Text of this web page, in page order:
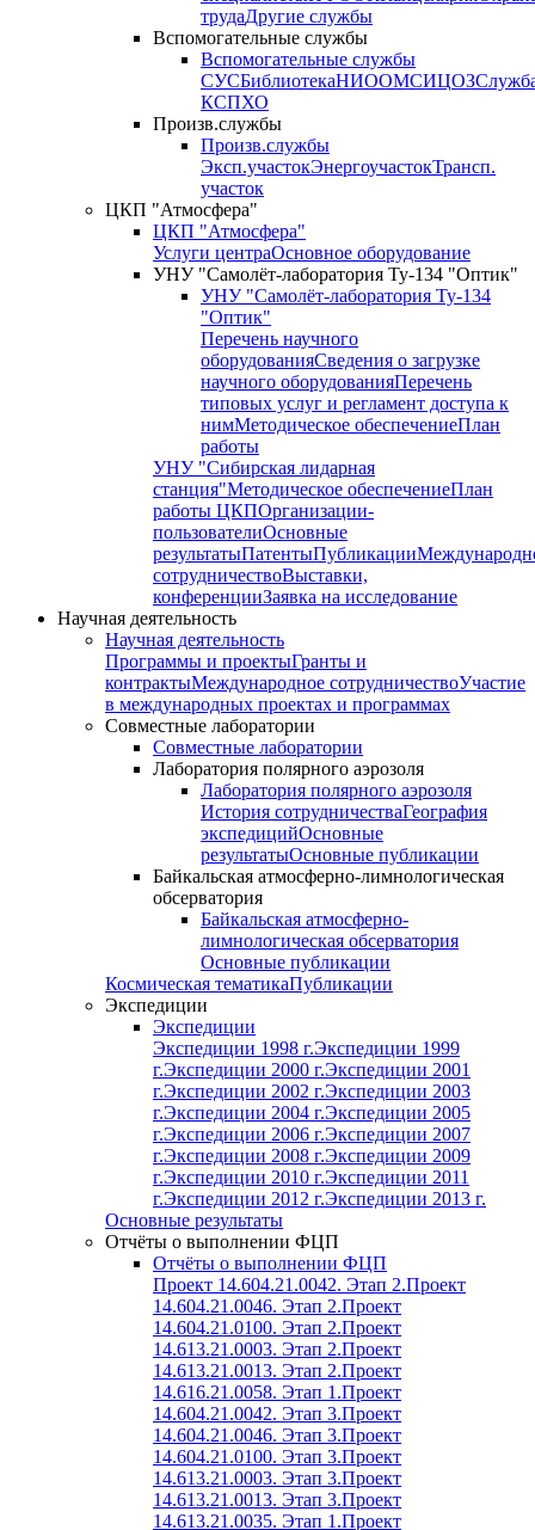
трудаДругие службы
Вспомогательные службы
Вспомогательные службы
СУСБиблиотекаНИООМСИЦОЗ
КСПХО
Произв.службы
Произв.службы
Эксп.участокЭнергоучастокТрансп.
участок
ЦКП "Атмосфера"
ЦКП "Атмосфера"
Услуги центраОсновное оборудование
УНУ "Самолёт-лаборатория Ту-134 "Оптик"
УНУ "Самолёт-лаборатория Ту-134
"Оптик"
Перечень научного
оборудованияСведения о загрузке
научного оборудованияПеречень
типовых услуг и регламент доступа к
нимМетодическое обеспечениеПлан
работы
УНУ "Сибирская лидарная
станция"Методическое обеспечениеПлан
работы ЦКПОрганизации-
пользователиОсновные
результатыПатентыПубликации
сотрудничествоВыставки,
конференцииЗаявка на исследование
Научная деятельность
Научная деятельность
Программы и проектыГранты и
контрактыМеждународное сотрудничествоУчастие
в международных проектах и программах
Совместные лаборатории
Совместные лаборатории
Лаборатория полярного аэрозоля
Лаборатория полярного аэрозоля
История сотрудничестваГеография
экспедицийОсновные
результатыОсновные публикации
Байкальская атмосферно-лимнологическая
обсерватория
Байкальская атмосферно-
лимнологическая обсерватория
Основные публикации
Космическая тематикаПубликации
Экспедиции
Экспедиции
Экспедиции 1998 г.Экспедиции 1999
г.Экспедиции 2000 г.Экспедиции 2001
г.Экспедиции 2002 г.Экспедиции 2003
г.Экспедиции 2004 г.Экспедиции 2005
г.Экспедиции 2006 г.Экспедиции 2007
г.Экспедиции 2008 г.Экспедиции 2009
г.Экспедиции 2010 г.Экспедиции 2011
г.Экспедиции 2012 г.Экспедиции 2013 г.
Основные результаты
Отчёты о выполнении ФЦП
Отчёты о выполнении ФЦП
Проект 14.604.21.0042. Этап 2.Проект
14.604.21.0046. Этап 2.Проект
14.604.21.0100. Этап 2.Проект
14.613.21.0003. Этап 2.Проект
14.613.21.0013. Этап 2.Проект
14.616.21.0058. Этап 1.Проект
14.604.21.0042. Этап 3.Проект
14.604.21.0046. Этап 3.Проект
14.604.21.0100. Этап 3.Проект
14.613.21.0003. Этап 3.Проект
14.613.21.0013. Этап 3.Проект
14.613.21.0035. Этап 1.Проект